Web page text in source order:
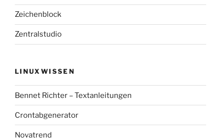
Zeichenblock
Zentralstudio
LINUXWISSEN
Bennet Richter – Textanleitungen
Crontabgenerator
Novatrend